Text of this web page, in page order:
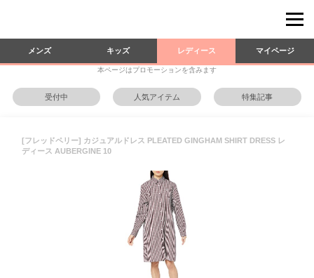
メンズ キッズ レディース マイページ
本ページはプロモーションを含みます
受付中 人気アイテム 特集記事
[フレッドペリー] カジュアルドレス PLEATED GINGHAM SHIRT DRESS レ
ディース AUBERGINE 10